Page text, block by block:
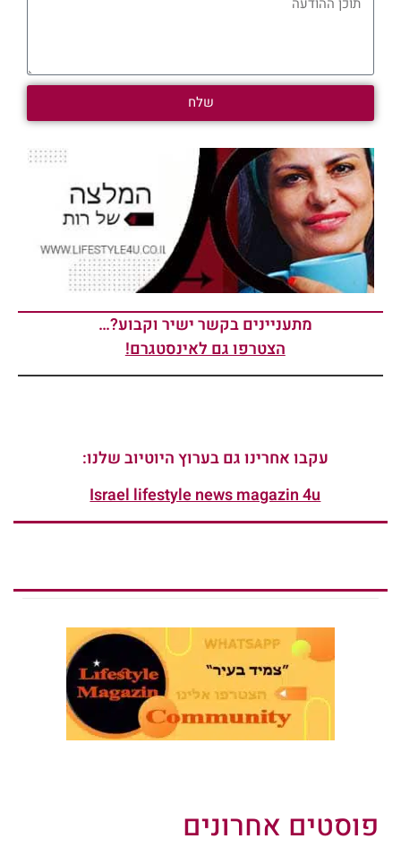
שלח
מתעניינים בקשר ישיר וקבוע?…
הצטרפו גם לאינסטגרם!
עקבו אחרינו גם בערוץ היוטיוב שלנו:
Israel lifestyle news magazin 4u
פוסטים אחרונים